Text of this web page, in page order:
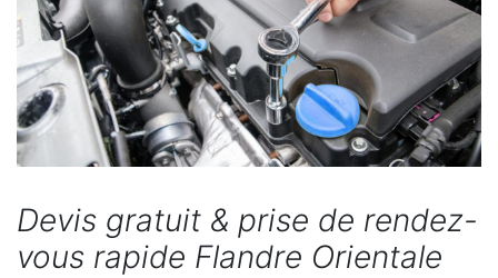
Devis gratuit & prise de rendez-
vous rapide Flandre Orientale